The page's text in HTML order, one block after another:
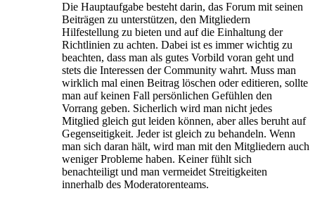
Die Hauptaufgabe besteht darin, das Forum mit seinen
Beiträgen zu unterstützen, den Mitgliedern
Hilfestellung zu bieten und auf die Einhaltung der
Richtlinien zu achten. Dabei ist es immer wichtig zu
beachten, dass man als gutes Vorbild voran geht und
stets die Interessen der Community wahrt. Muss man
wirklich mal einen Beitrag löschen oder editieren, sollte
man auf keinen Fall persönlichen Gefühlen den
Vorrang geben. Sicherlich wird man nicht jedes
Mitglied gleich gut leiden können, aber alles beruht auf
Gegenseitigkeit. Jeder ist gleich zu behandeln. Wenn
man sich daran hält, wird man mit den Mitgliedern auch
weniger Probleme haben. Keiner fühlt sich
benachteiligt und man vermeidet Streitigkeiten
innerhalb des Moderatorenteams.